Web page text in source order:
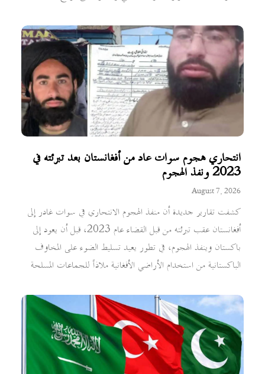
انتحاري هجوم سوات عاد من أفغانستان بعد تبرئته في
2023 ونفذ الهجوم
August 7, 2026
كشفت تقارير جديدة أن منفذ الهجوم الانتحاري في سوات غادر إلى
أفغانستان عقب تبرئته من قبل القضاء عام 2023، قبل أن يعود إلى
باكستان وينفذ الهجوم، في تطور يعيد تسليط الضوء على المخاوف
الباكستانية من استخدام الأراضي الأفغانية ملاذاً للجماعات المسلحة